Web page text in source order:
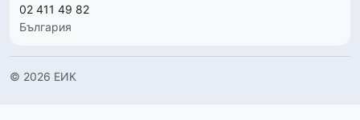
02 411 49 82
България
© 2026 ЕИК